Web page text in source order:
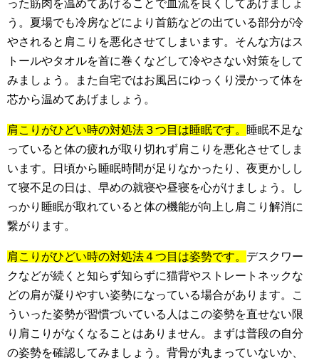
った筋肉を温めてあげることで血流を良くしてあげましょ
う。夏場でも冷房などにより首筋などの出ている部分が冷
やされると肩こりを悪化させてしまいます。そんな方はス
トールやタオルを首に巻くなどして冷やさない対策をして
みましょう。また自宅ではお風呂にゆっくり浸かって体を
芯から温めてあげましょう。
肩こりがひどい時の対処法３つ目は睡眠です。 睡眠不足な
っていると体の疲れが取り切れず肩こりを悪化させてしま
います。日頃から睡眠時間が足りなかったり、夜更かしし
て寝不足の日は、早めの就寝や昼寝を心がけましょう。し
っかり睡眠が取れていると体の機能が向上し肩こり解消に
繋がります。
肩こりがひどい時の対処法４つ目は姿勢です。 デスクワー
クなどが続くと知らず知らずに猫背やストレートネックな
どの肩が凝りやすい姿勢になっている場合があります。こ
ういった姿勢が習慣づいている人はこの姿勢を直せない限
り肩こりがなくなることはありません。まずは普段の自分
の姿勢を確認してみましょう。背骨が丸まっていないか、